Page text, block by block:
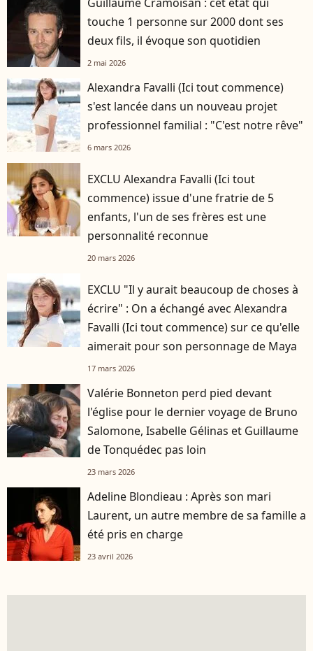
touche 1 personne sur 2000 dont ses
deux fils, il évoque son quotidien
2 mai 2026
Alexandra Favalli (Ici tout commence)
s'est lancée dans un nouveau projet
professionnel familial : "C'est notre rêve"
6 mars 2026
EXCLU Alexandra Favalli (Ici tout
commence) issue d'une fratrie de 5
enfants, l'un de ses frères est une
personnalité reconnue
20 mars 2026
EXCLU "Il y aurait beaucoup de choses à
écrire" : On a échangé avec Alexandra
Favalli (Ici tout commence) sur ce qu'elle
aimerait pour son personnage de Maya
17 mars 2026
Valérie Bonneton perd pied devant
l'église pour le dernier voyage de Bruno
Salomone, Isabelle Gélinas et Guillaume
de Tonquédec pas loin
23 mars 2026
Adeline Blondieau : Après son mari
Laurent, un autre membre de sa famille a
été pris en charge
23 avril 2026